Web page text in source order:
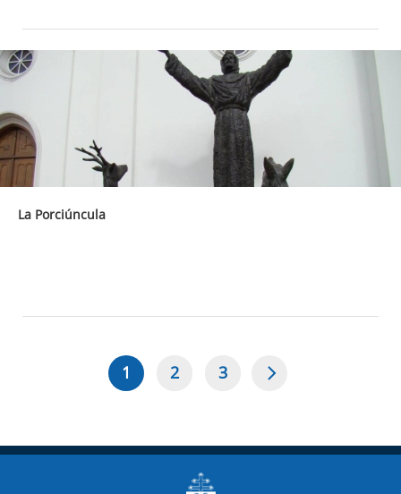
La Porciúncula
Paginación
Página
1 Page
2 Page
3